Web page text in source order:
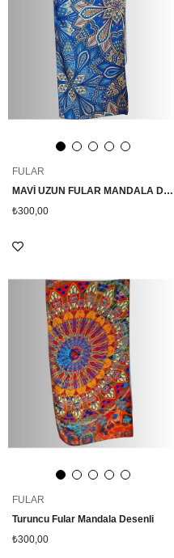
FULAR
MAVİ UZUN FULAR MANDALA DESENLİ
₺300,00
FULAR
Turuncu Fular Mandala Desenli
₺300,00